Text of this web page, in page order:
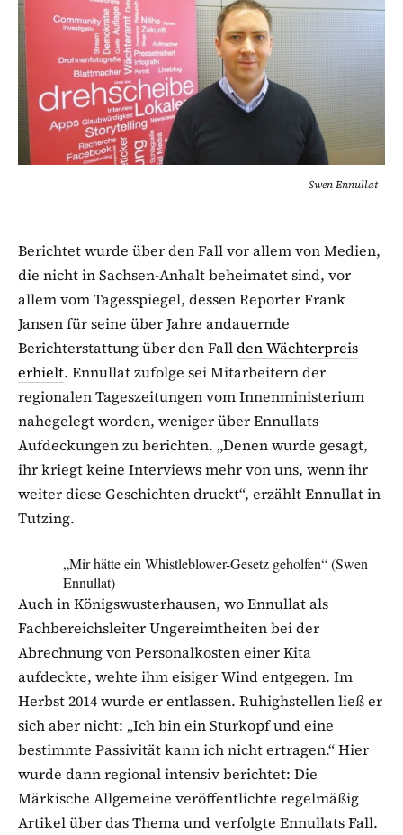
Swen Ennullat
Berichtet wurde über den Fall vor allem von Medien,
die nicht in Sachsen-Anhalt beheimatet sind, vor
allem vom Tagesspiegel, dessen Reporter Frank
Jansen für seine über Jahre andauernde
Berichterstattung über den Fallden Wächterpreis
erhielt. Ennullat zufolge sei Mitarbeitern der
regionalen Tageszeitungen vom Innenministerium
nahegelegt worden, weniger über Ennullats
Aufdeckungen zu berichten. „Denen wurde gesagt,
ihr kriegt keine Interviews mehr von uns, wenn ihr
weiter diese Geschichten druckt“, erzählt Ennullat in
Tutzing.
„Mir hätte ein Whistleblower-Gesetz geholfen“ (Swen
Ennullat)
Auch in Königswusterhausen, wo Ennullat als
Fachbereichsleiter Ungereimtheiten bei der
Abrechnung von Personalkosten einer Kita
aufdeckte, wehte ihm eisiger Wind entgegen. Im
Herbst 2014 wurde er entlassen. Ruhighstellen ließ er
sich aber nicht: „Ich bin ein Sturkopf und eine
bestimmte Passivität kann ich nicht ertragen.“ Hier
wurde dann regional intensiv berichtet: Die
Märkische Allgemeine veröffentlichte regelmäßig
Artikel über das Thema und verfolgte Ennullats Fall.